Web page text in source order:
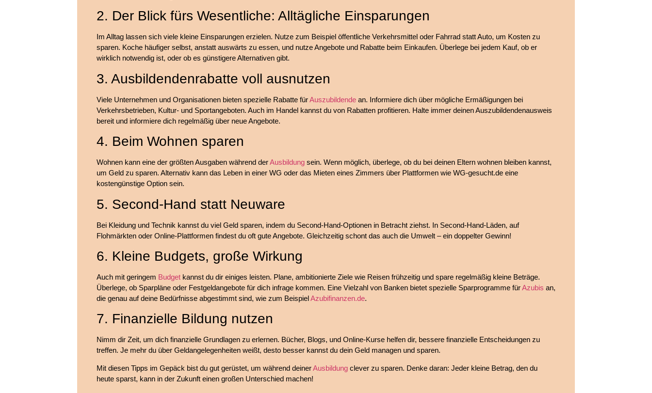
2. Der Blick fürs Wesentliche: Alltägliche Einsparungen
Im Alltag lassen sich viele kleine Einsparungen erzielen. Nutze zum Beispiel öffentliche Verkehrsmittel oder Fahrrad statt Auto, um Kosten zu
sparen. Koche häufiger selbst, anstatt auswärts zu essen, und nutze Angebote und Rabatte beim Einkaufen. Überlege bei jedem Kauf, ob er
wirklich notwendig ist, oder ob es günstigere Alternativen gibt.
3. Ausbildendenrabatte voll ausnutzen
Viele Unternehmen und Organisationen bieten spezielle Rabatte fürAuszubildende an. Informiere dich über mögliche Ermäßigungen bei
Verkehrsbetrieben, Kultur- und Sportangeboten. Auch im Handel kannst du von Rabatten profitieren. Halte immer deinen Auszubildendenausweis
bereit und informiere dich regelmäßig über neue Angebote.
4. Beim Wohnen sparen
Wohnen kann eine der größten Ausgaben während derAusbildung sein. Wenn möglich, überlege, ob du bei deinen Eltern wohnen bleiben kannst,
um Geld zu sparen. Alternativ kann das Leben in einer WG oder das Mieten eines Zimmers über Plattformen wie WG-gesucht.de eine
kostengünstige Option sein.
5. Second-Hand statt Neuware
Bei Kleidung und Technik kannst du viel Geld sparen, indem du Second-Hand-Optionen in Betracht ziehst. In Second-Hand-Läden, auf
Flohmärkten oder Online-Plattformen findest du oft gute Angebote. Gleichzeitig schont das auch die Umwelt – ein doppelter Gewinn!
6. Kleine Budgets, große Wirkung
Auch mit geringem Budget kannst du dir einiges leisten. Plane, ambitionierte Ziele wie Reisen frühzeitig und spare regelmäßig kleine Beträge.
Überlege, ob Sparpläne oder Festgeldangebote für dich infrage kommen. Eine Vielzahl von Banken bietet spezielle Sparprogramme fürAzubis an,
die genau auf deine Bedürfnisse abgestimmt sind, wie zum BeispielAzubifinanzen.de.
7. Finanzielle Bildung nutzen
Nimm dir Zeit, um dich finanzielle Grundlagen zu erlernen. Bücher, Blogs, und Online-Kurse helfen dir, bessere finanzielle Entscheidungen zu
treffen. Je mehr du über Geldangelegenheiten weißt, desto besser kannst du dein Geld managen und sparen.
Mit diesen Tipps im Gepäck bist du gut gerüstet, um während deinerAusbildung clever zu sparen. Denke daran: Jeder kleine Betrag, den du
heute sparst, kann in der Zukunft einen großen Unterschied machen!